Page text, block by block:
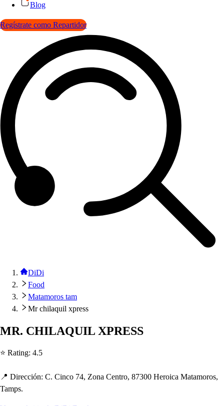
Blog
Regístrate como Repartidor
DiDi
Food
Matamoros tam
Mr chilaquil xpress
MR. CHILAQUIL XPRESS
⭐ Rating: 4.5
📍 Dirección: C. Cinco 74, Zona Centro, 87300 Heroica Matamoros,
Tamps.